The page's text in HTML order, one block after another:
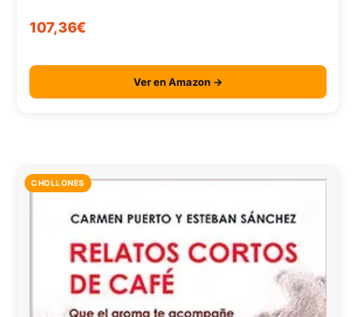
107,36€
Ver en Amazon →
CHOLLONES